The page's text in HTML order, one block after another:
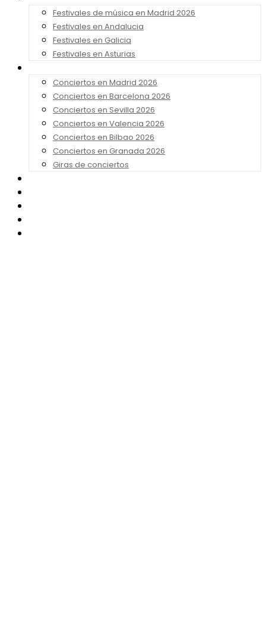
Festivales de música en Madrid 2026
Festivales en Andalucia
Festivales en Galicia
Festivales en Asturias
Conciertos en Madrid 2026
Conciertos en Barcelona 2026
Conciertos en Sevilla 2026
Conciertos en Valencia 2026
Conciertos en Bilbao 2026
Conciertos en Granada 2026
Giras de conciertos